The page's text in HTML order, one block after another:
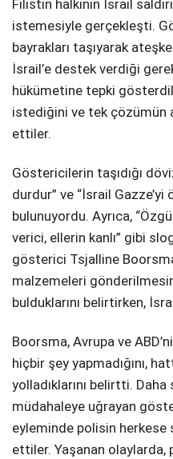
Filistin halkının İsrail
istemesiyle gerçekleşti.
bayrakları taşıyarak
İsrail’e destek verdiği
hükümetine tepki
istediğini ve tek çözümün
ettiler.
Göstericilerin taşıdığı
durdur” ve “İsrail Gazze’yi
bulunuyordu. Ayrıca,
verici, ellerin kanlı” gibi
gösterici Tsjalline
malzemeleri
bulduklarını belirtirken,
Boorsma, Avrupa ve
hiçbir şey yapmadığını,
yolladıklarını belirtti.
müdahaleye uğrayan
eyleminde polisin herkese
ettiler. Yaşanan olaylarda,